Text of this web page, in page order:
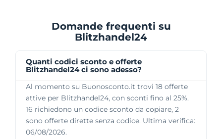
Domande frequenti su
Blitzhandel24
Quanti codici sconto e offerte
Blitzhandel24 ci sono adesso?
Al momento su Buonosconto.it trovi 18 offerte
attive per Blitzhandel24, con sconti fino al 25%.
16 richiedono un codice sconto da copiare, 2
sono offerte dirette senza codice. Ultima verifica:
06/08/2026.